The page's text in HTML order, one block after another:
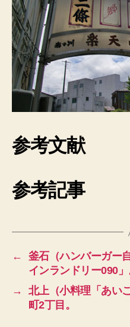
参考文献
参考記事
←
釜石（ハンバーガー
インランドリー090」
→
北上（小料理「あい
町2丁目。